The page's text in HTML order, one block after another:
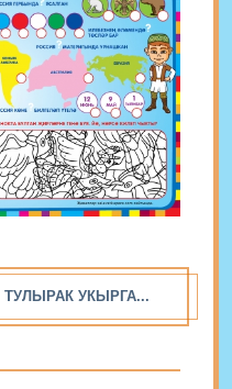
ТУЛЫРАК УКЫРГА...